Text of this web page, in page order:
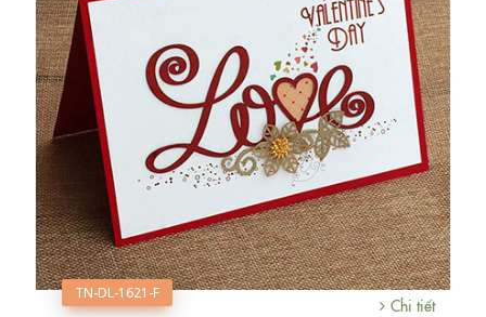
TN-DL-1621-F
Chi tiết